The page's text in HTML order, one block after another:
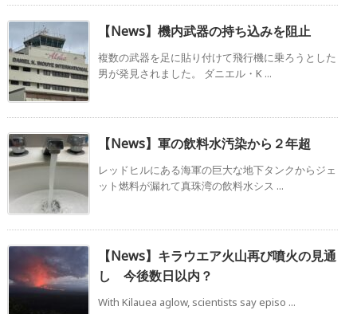
【News】機内武器の持ち込みを阻止
複数の武器を足に貼り付けて飛行機に乗ろうとした
男が発見されました。 ダニエル・K ...
【News】軍の飲料水汚染から２年超
レッドヒルにある海軍の巨大な地下タンクからジェ
ット燃料が漏れて真珠湾の飲料水シス ...
【News】キラウエア火山再び噴火の見通
し 今後数日以内？
With Kilauea aglow, scientists say episo ...